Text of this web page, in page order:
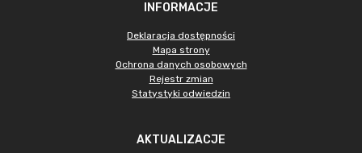
INFORMACJE
Deklaracja dostępności
Mapa strony
Ochrona danych osobowych
Rejestr zmian
Statystyki odwiedzin
AKTUALIZACJE